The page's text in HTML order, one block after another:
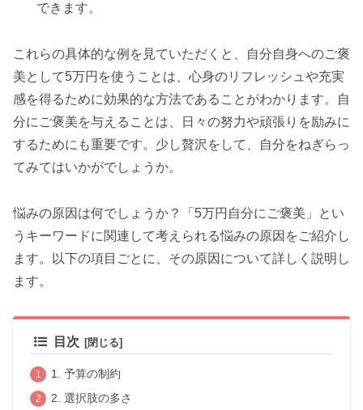
できます。
これらの具体的な例を見ていただくと、自分自身へのご褒
美として5万円を使うことは、心身のリフレッシュや充実
感を得るために効果的な方法であることがわかります。自
分にご褒美を与えることは、日々の努力や頑張りを励みに
するためにも重要です。少し贅沢をして、自分をねぎらっ
てみてはいかがでしょうか。
悩みの原因は何でしょうか？「5万円自分にご褒美」とい
うキーワードに関連して考えられる悩みの原因をご紹介し
ます。以下の項目ごとに、その原因について詳しく説明し
ます。
目次
1. 予算の制約
2. 選択肢の多さ